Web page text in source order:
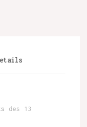
des 13